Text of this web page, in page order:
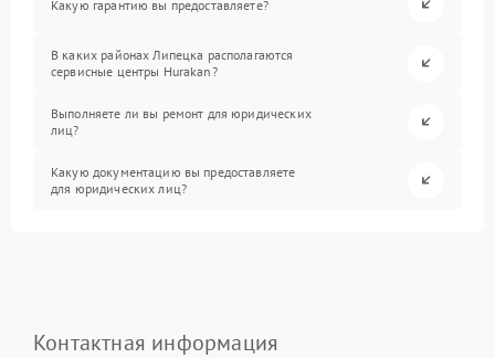
Какую гарантию вы предоставляете?
В каких районах Липецка располагаются
сервисные центры Hurakan?
Выполняете ли вы ремонт для юридических
лиц?
Какую документацию вы предоставляете
для юридических лиц?
Контактная информация